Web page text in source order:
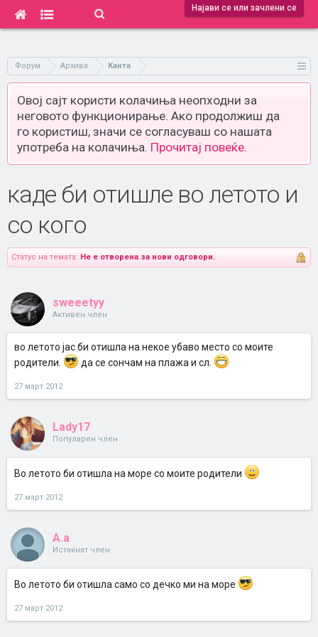
Најави се или зачлени се
Форум Архива Канта
Овој сајт користи колачиња неопходни за
неговото функционирање. Ако продолжиш да
го користиш, значи се согласуваш со нашата
употреба на колачиња. Прочитај повеќе.
каде би отишле во летото и
со кого
Статус на темата: Не е отворена за нови одговори.
sweeetyy
Активен член
во летото јас би отишла на некое убаво место со моите
родители.
да се сончам на плажа и сл.
27 март 2012
Lady17
Популарен член
Во летото би отишла на море со моите родители
27 март 2012
A.a
Истакнат член
Во летото би отишла само со дечко ми на море
27 март 2012